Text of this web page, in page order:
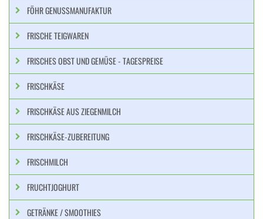
FÖHR GENUSSMANUFAKTUR
FRISCHE TEIGWAREN
FRISCHES OBST UND GEMÜSE - TAGESPREISE
FRISCHKÄSE
FRISCHKÄSE AUS ZIEGENMILCH
FRISCHKÄSE-ZUBEREITUNG
FRISCHMILCH
FRUCHTJOGHURT
GETRÄNKE / SMOOTHIES